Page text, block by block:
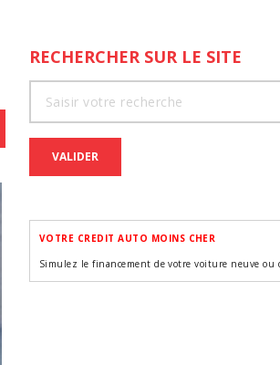
RECHERCHER SUR LE SITE
VALIDER
VOTRE CREDIT AUTO MOINS CHER
Simulez le financement de votre voiture neuve ou